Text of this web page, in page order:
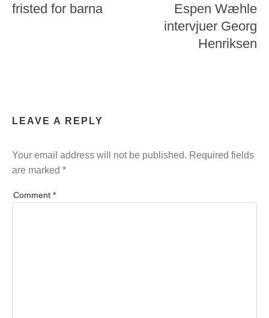
fristed for barna
Espen Wæhle
intervjuer Georg
Henriksen
LEAVE A REPLY
Your email address will not be published. Required fields
are marked *
Comment *